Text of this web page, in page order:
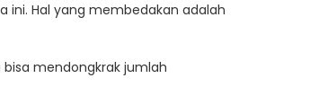
ini. Hal yang membedakan adalah
mendongkrak jumlah